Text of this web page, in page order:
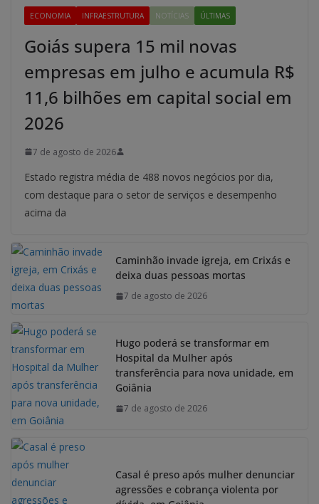
ECONOMIA INFRAESTRUTURA NOTÍCIAS ÚLTIMAS
Goiás supera 15 mil novas
empresas em julho e acumula R$
11,6 bilhões em capital social em
2026
7 de agosto de 2026
Estado registra média de 488 novos negócios por dia,
com destaque para o setor de serviços e desempenho
acima da
Caminhão invade igreja, em Crixás e
deixa duas pessoas mortas
7 de agosto de 2026
Hugo poderá se transformar em
Hospital da Mulher após
transferência para nova unidade, em
Goiânia
7 de agosto de 2026
Casal é preso após mulher denunciar
agressões e cobrança violenta por